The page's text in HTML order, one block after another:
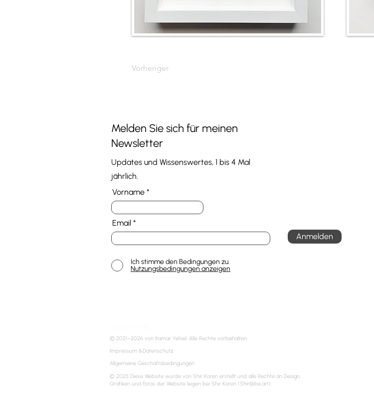
Vorheriger
Melden Sie sich für meinen
Newsletter
Updates und Wissenswertes, 1 bis 4 Mal
jährlich.
Vorname
Email
Ich stimme den Bedingungen zu.
Nutzungsbedingungen anzeigen
Anmelden
© 2021–2026 von Itamar Yehiel. Alle Rechte vorbehalten.
Impressum &Datenschutz
Allgemeine Geschäftsbedingungen
© 2025 Diese Website wurde von Shir Koren erstellt und alle Rechte an Design,
Grafiken und Fotos der Website liegen bei Shir Koren (Shir@be.art).